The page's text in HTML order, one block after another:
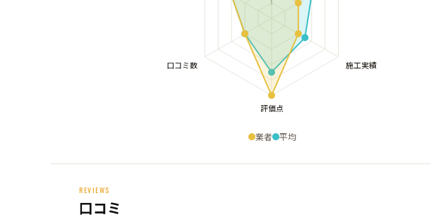
業者 平均
REVIEWS
口コミ